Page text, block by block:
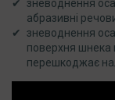
зневоднення
абразивні
зневоднення
поверхня шнека
перешкоджає